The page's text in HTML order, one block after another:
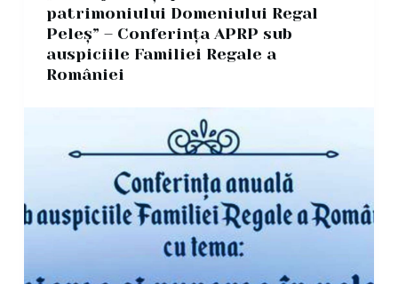
patrimoniului Domeniului Regal
Peleș” – Conferința APRP sub
auspiciile Familiei Regale a
României